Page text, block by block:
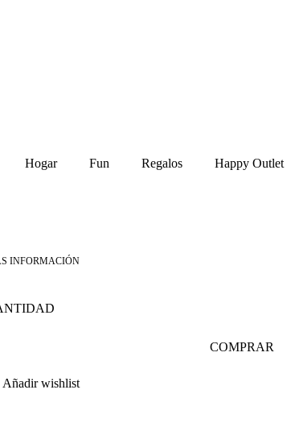
Hogar Fun Regalos Happy Outlet
COMPRAR
Añadir wishlist